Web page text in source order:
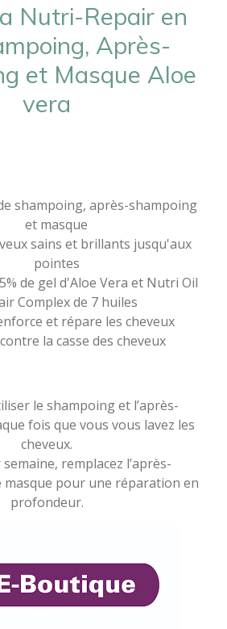
Nutri-Repair en
Après-
et Masque Aloe
vera
shampoing, après-shampoing
et masque
sains et brillants jusqu'aux
pointes
de gel d'Aloe Vera et Nutri Oil
Complex de 7 huiles
et répare les cheveux
la casse des cheveux
le shampoing et l’après-
fois que vous vous lavez les
cheveux.
remplacez l’après-
pour une réparation en
profondeur.